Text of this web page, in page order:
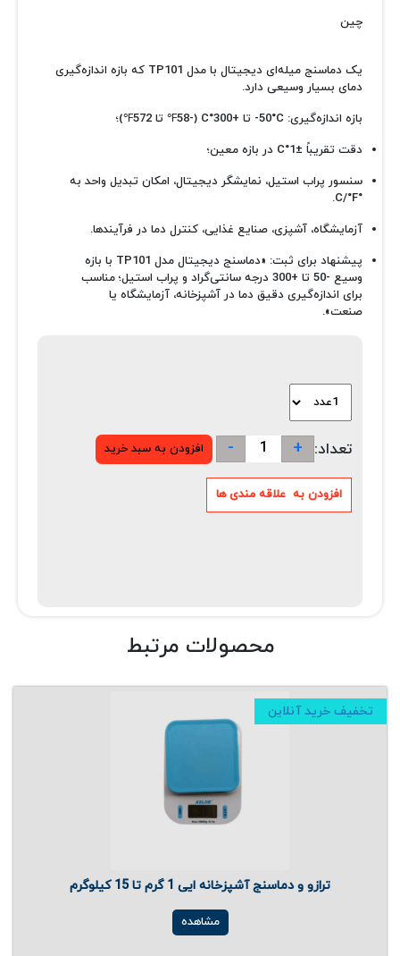
چین
یک دماسنج میله‌ای دیجیتال با مدل TP101 که بازه اندازه‌گیری
دمای بسیار وسیعی دارد.
بازه اندازه‌گیری: ‎-50 °C تا +300 °C (-58 ℉ تا 572 ℉)؛
دقت تقریباً ±1 °C در بازه معین؛
سنسور پراب استیل، نمایشگر دیجیتال، امکان تبدیل واحد به
°C/°F.
آزمایشگاه، آشپزی، صنایع غذایی، کنترل دما در فرآیندها.
پیشنهاد برای ثبت: «دماسنج دیجیتال مدل TP101 با بازه
وسیع -50 تا +300 درجه سانتی‌گراد و پراب استیل؛ مناسب
برای اندازه‌گیری دقیق دما در آشپزخانه، آزمایشگاه یا
صنعت».
تعداد: +
-
محصولات مرتبط
تخفیف خرید آنلاین
ترازو و دماسنج آشپزخانه ایی 1 گرم تا 15 کیلوگرم
مشاهده